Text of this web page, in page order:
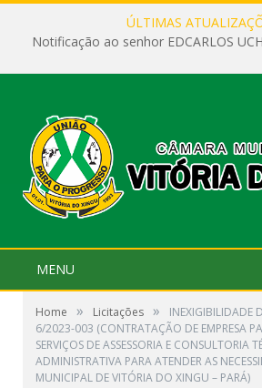
ÚLTIMAS
Notificação ao senhor EDCARLOS
MENU
Home » Licitações »
INEXIGIBILIDADE
6/2023-003 (CONTRATAÇÃO DE EMPRESA
SERVIÇOS DE ASSESSORIA E CONSULTORIA
ADMINISTRATIVA PARA ATENDER AS
MUNICIPAL DE VITÓRIA DO XINGU – PARÁ)